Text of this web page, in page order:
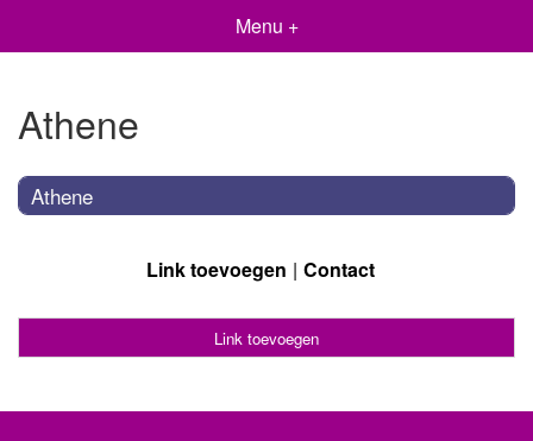
Menu +
Athene
Athene
Link toevoegen Contact
Link toevoegen